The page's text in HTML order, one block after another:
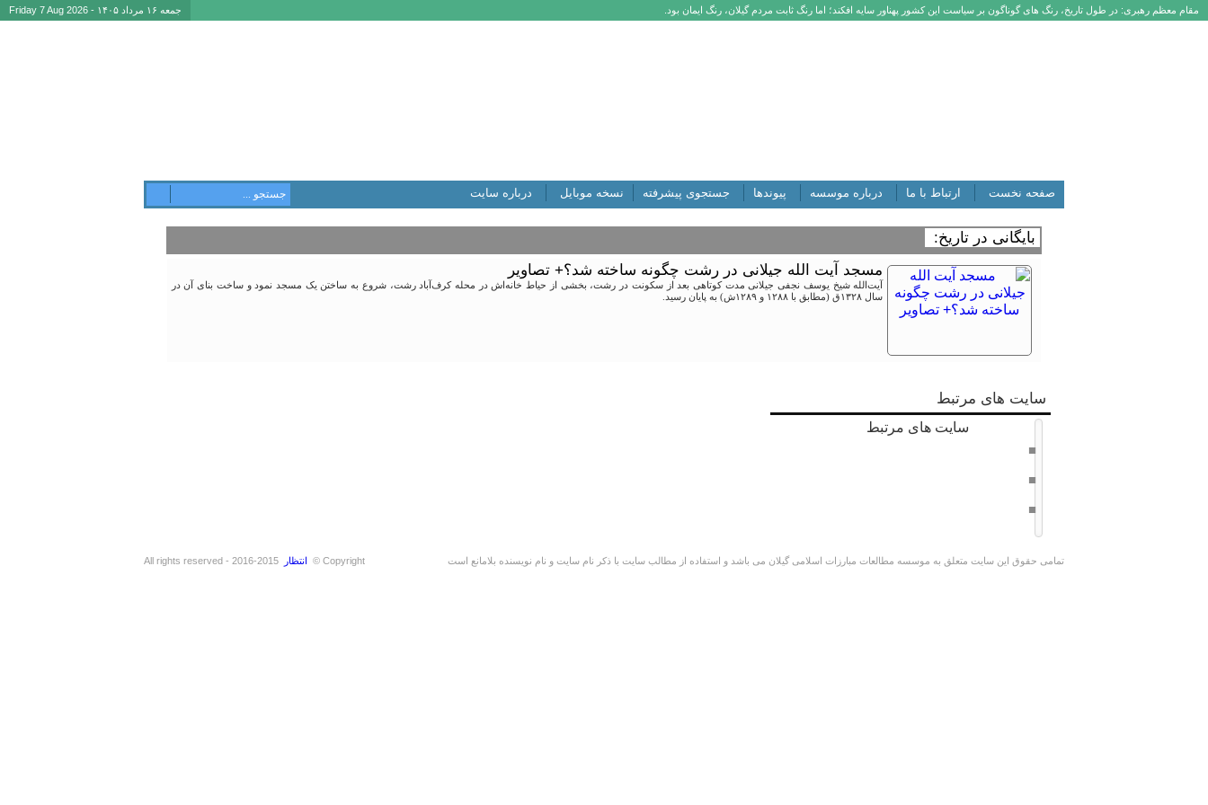
مقام معظم رهبری: در طول تاریخ، رنگ های گوناگون بر سیاست این کشور پهناور سایه افکند؛ اما رنگ ثابت مردم گیلان، رنگ ایمان بود. جمعه ۱۶ مرداد ۱۴۰۵ - Friday 7 Aug 2026
صفحه نخست ارتباط با ما درباره موسسه پیوندها جستجوی پیشرفته نسخه موبایل درباره سایت
بایگانی در تاریخ:
مسجد آیت الله جیلانی در رشت چگونه ساخته شد؟+ تصاویر
آیت‌الله شیخ یوسف نجفی جیلانی مدت کوتاهی بعد از سکونت در رشت، بخشی از حیاط خانه‌اش در محله کرف‌آباد رشت، شروع به ساختن یک مسجد نمود و ساخت بنای آن در
سال ۱۳۲۸ق (مطابق با ۱۲۸۸ و ۱۲۸۹ش) به پایان رسید.
سایت های مرتبط
سایت های مرتبط
تمامی حقوق این سایت متعلق به موسسه مطالعات مبارزات اسلامی گیلان می باشد و استفاده از مطالب سایت با ذکر نام سایت و نام نویسنده بلامانع است Copyright © انتظار